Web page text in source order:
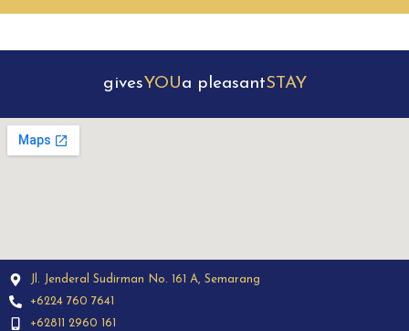
givesYOUa pleasantSTAY
Jl. Jenderal Sudirman No. 161 A, Semarang
+6224 760 7641
+62811 2960 161